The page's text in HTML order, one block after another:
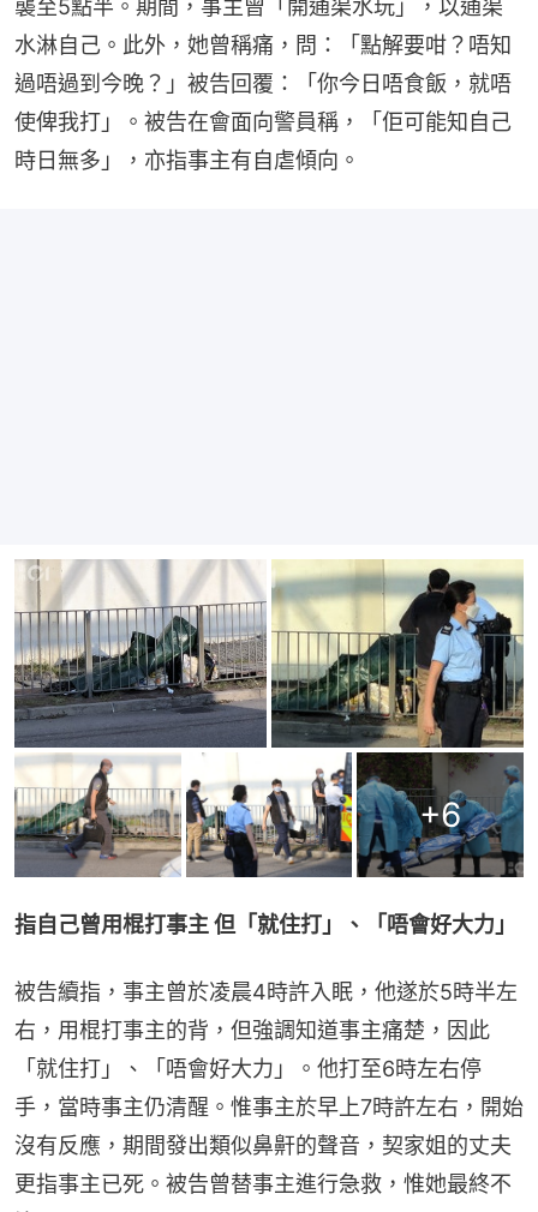
襲至5點半。期間，事主曾「開通渠水玩」，以通渠
水淋自己。此外，她曾稱痛，問：「點解要咁？唔知
過唔過到今晚？」被告回覆：「你今日唔食飯，就唔
使俾我打」。被告在會面向警員稱，「佢可能知自己
時日無多」，亦指事主有自虐傾向。
+6
指自己曾用棍打事主 但「就住打」、「唔會好大力」
被告續指，事主曾於凌晨4時許入眠，他遂於5時半左
右，用棍打事主的背，但強調知道事主痛楚，因此
「就住打」、「唔會好大力」。他打至6時左右停
手，當時事主仍清醒。惟事主於早上7時許左右，開始
沒有反應，期間發出類似鼻鼾的聲音，契家姐的丈夫
更指事主已死。被告曾替事主進行急救，惟她最終不